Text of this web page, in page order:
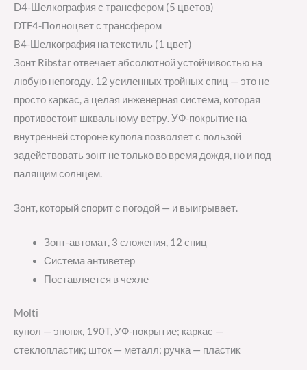
D4-Шелкография с трансфером (5 цветов)
DTF4-Полноцвет с трансфером
B4-Шелкография на текстиль (1 цвет)
Зонт Ribstar отвечает абсолютной устойчивостью на
любую непогоду. 12 усиленных тройных спиц — это не
просто каркас, а целая инженерная система, которая
противостоит шквальному ветру. УФ-покрытие на
внутренней стороне купола позволяет с пользой
задействовать зонт не только во время дождя, но и под
палящим солнцем.
Зонт, который спорит с погодой — и выигрывает.
Зонт-автомат, 3 сложения, 12 спиц
Система антиветер
Поставляется в чехле
Molti
купол — эпонж, 190T, УФ-покрытие; каркас —
стеклопластик; шток — металл; ручка — пластик